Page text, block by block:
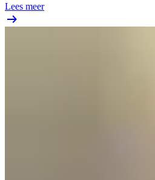
Lees meer